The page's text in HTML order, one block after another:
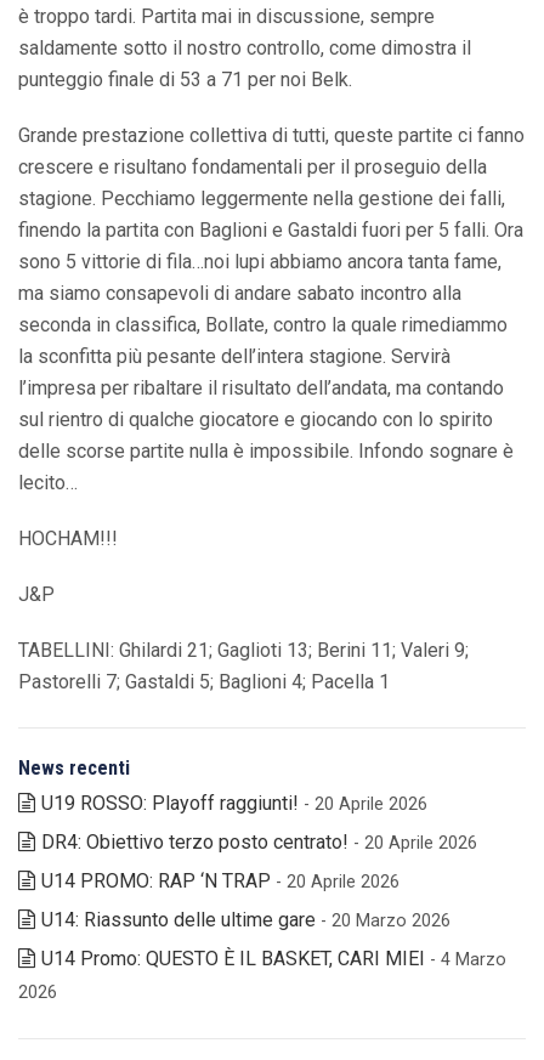
è troppo tardi. Partita mai in discussione, sempre
saldamente sotto il nostro controllo, come dimostra il
punteggio finale di 53 a 71 per noi Belk.
Grande prestazione collettiva di tutti, queste partite ci fanno
crescere e risultano fondamentali per il proseguio della
stagione. Pecchiamo leggermente nella gestione dei falli,
finendo la partita con Baglioni e Gastaldi fuori per 5 falli. Ora
sono 5 vittorie di fila…noi lupi abbiamo ancora tanta fame,
ma siamo consapevoli di andare sabato incontro alla
seconda in classifica, Bollate, contro la quale rimediammo
la sconfitta più pesante dell’intera stagione. Servirà
l’impresa per ribaltare il risultato dell’andata, ma contando
sul rientro di qualche giocatore e giocando con lo spirito
delle scorse partite nulla è impossibile. Infondo sognare è
lecito…
HOCHAM!!!
J&P
TABELLINI: Ghilardi 21; Gaglioti 13; Berini 11; Valeri 9;
Pastorelli 7; Gastaldi 5; Baglioni 4; Pacella 1
News recenti
U19 ROSSO: Playoff raggiunti! - 20 Aprile 2026
DR4: Obiettivo terzo posto centrato! - 20 Aprile 2026
U14 PROMO: RAP ‘N TRAP - 20 Aprile 2026
U14: Riassunto delle ultime gare - 20 Marzo 2026
U14 Promo: QUESTO È IL BASKET, CARI MIEI - 4 Marzo
2026